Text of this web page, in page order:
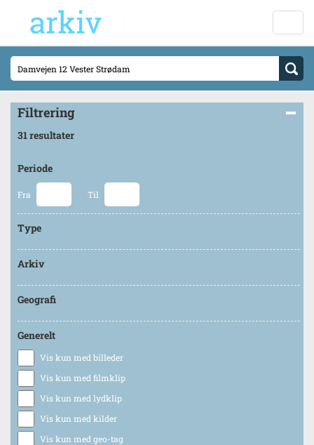
Filtrering
31 resultater
Periode
Fra Til
Type
Arkiv
Geografi
Generelt
Vis kun med billeder
Vis kun med filmklip
Vis kun med lydklip
Vis kun med kilder
Vis kun med geo-tag